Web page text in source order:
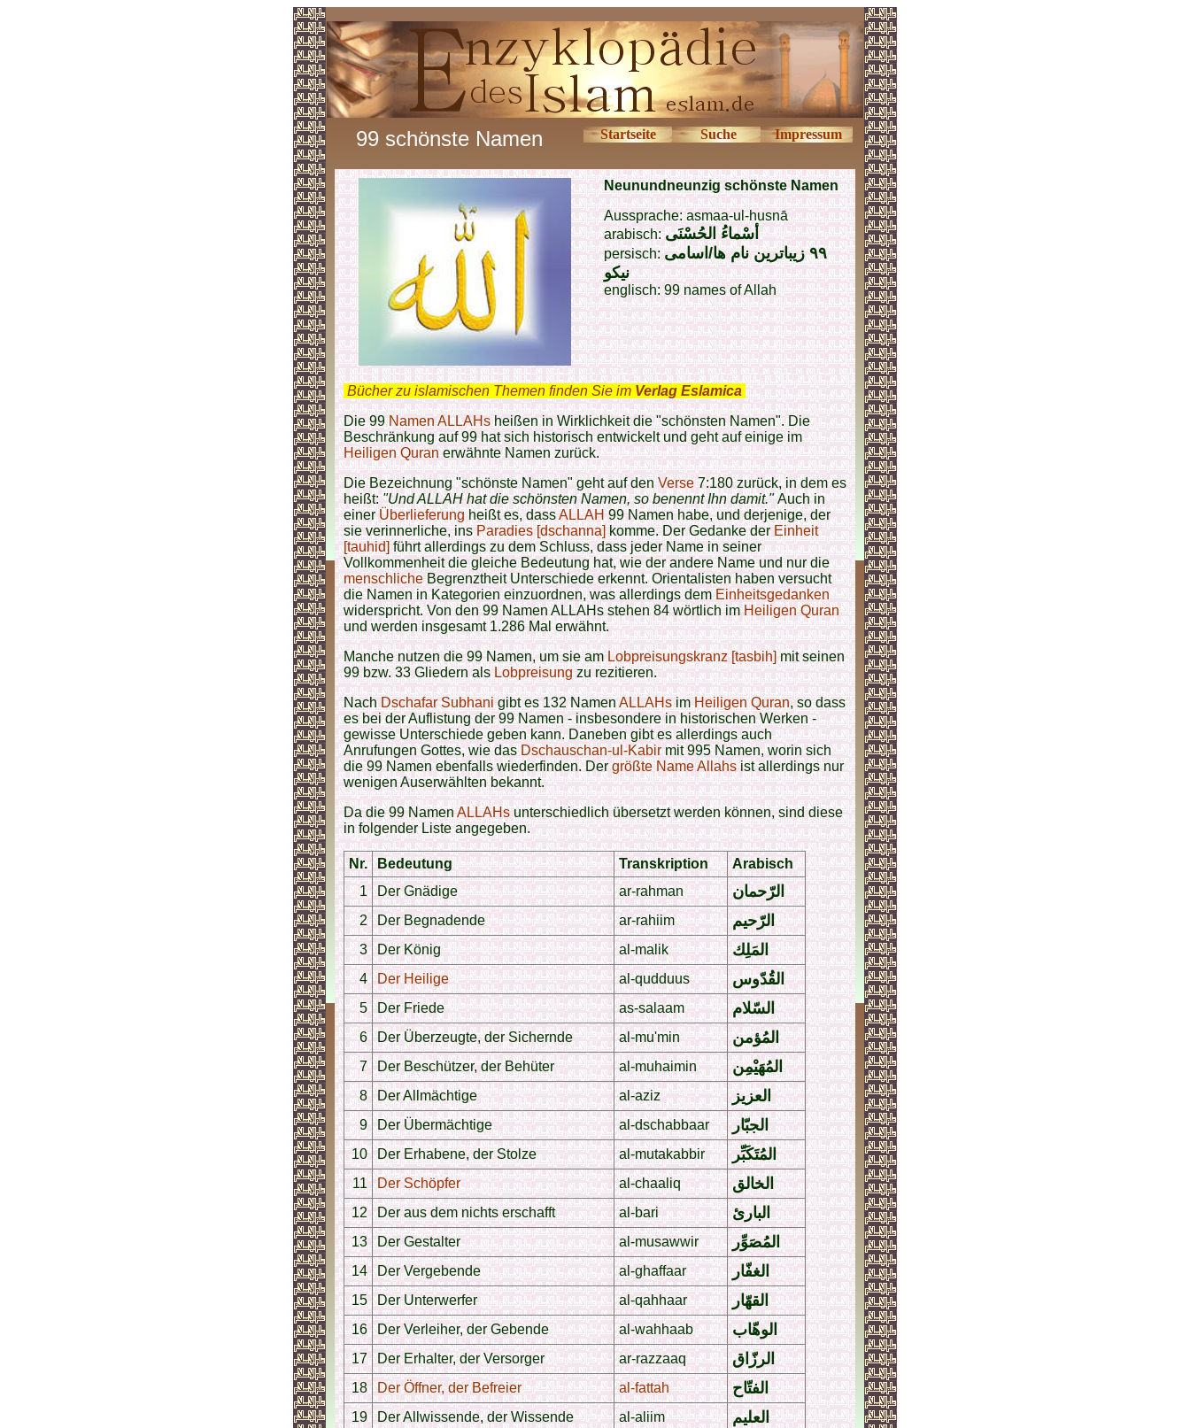
99 schönste Namen Startseite Suche Impressum
Neunundneunzig schönste Namen
Aussprache:asmaa-ul-husnā
arabisch:أسْماءُ الحُسْنَى
persisch:٩٩ زیباترین نام ها/اسامی
نیکو
englisch: 99 names of Allah
Bücher zu islamischen Themen finden Sie im Verlag Eslamica
Die 99NamenALLAHsheißen in Wirklichkeit die "schönsten Namen". Die
Beschränkung auf 99 hat sich historisch entwickelt und geht auf einige im
Heiligen Quranerwähnte Namen zurück.
Die Bezeichnung "schönste Namen" geht auf denVerse7:180 zurück, in dem es
heißt:"Und ALLAH hat die schönsten Namen, so benennt Ihn damit."Auch in
einerÜberlieferungheißt es, dassALLAH99 Namen habe, und derjenige, der
sie verinnerliche, insParadies [dschanna]komme. Der Gedanke derEinheit
[tauhid]führt allerdings zu dem Schluss, dass jeder Name in seiner
Vollkommenheit die gleiche Bedeutung hat, wie der andere Name und nur die
menschlicheBegrenztheit Unterschiede erkennt. Orientalisten haben versucht
die Namen in Kategorien einzuordnen, was allerdings demEinheitsgedanken
widerspricht. Von den 99 Namen ALLAHs stehen 84 wörtlich imHeiligen Quran
und werden insgesamt 1.286 Mal erwähnt.
Manche nutzen die 99 Namen, um sie amLobpreisungskranz [tasbih]mit seinen
99 bzw. 33 Gliedern alsLobpreisungzu rezitieren.
Nach Dschafar Subhanigibt es 132 NamenALLAHsimHeiligen Quran, so dass
es bei der Auflistung der 99 Namen - insbesondere in historischen Werken -
gewisse Unterschiede geben kann. Daneben gibt es allerdings auch
Anrufungen Gottes, wie dasDschauschan-ul-Kabirmit 995 Namen, worin sich
die 99 Namen ebenfalls wiederfinden. Dergrößte Name Allahsist allerdings nur
wenigen Auserwählten bekannt.
Da die 99 NamenALLAHsunterschiedlich übersetzt werden können, sind diese
in folgender Liste angegeben.
Nr. Bedeutung Transkription
Arabisch
1
Der Gnädige ar-rahman الرّحمان
2 Der Begnadende ar-rahiim الرّحيم
3 Der König al-malik المَلِك
4 Der Heilige al-qudduus القُدّوس
5 Der Friede as-salaam السّلام
6 Der Überzeugte, der Sichernde al-mu'min المُؤمن
7 Der Beschützer, der Behüter al-muhaimin المُهَيْمِن
8 Der Allmächtige al-aziz العزيز
9 Der Übermächtige al-dschabbaar الجبّار
10 Der Erhabene, der Stolze al-mutakabbir المُتَكَبِّر
11 Der Schöpfer al-chaaliq الخالق
12 Der aus dem nichts erschafft al-bari البارئ
13 Der Gestalter al-musawwir المُصَوِّر
14 Der Vergebende al-ghaffaar الغفّار
15 Der Unterwerfer al-qahhaar القهّار
16 Der Verleiher, der Gebende al-wahhaab الوهّاب
17 Der Erhalter, der Versorger ar-razzaaq الرزّاق
18 Der Öffner, der Befreier al-fattah الفتّاح
19 Der Allwissende, der Wissende al-aliim العليم